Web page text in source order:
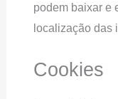
podem baixar e
localização das
Cookies